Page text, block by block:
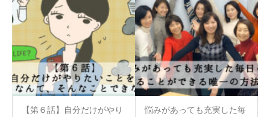
【第６話】自分だけがやり
悩みがあっても充実した毎